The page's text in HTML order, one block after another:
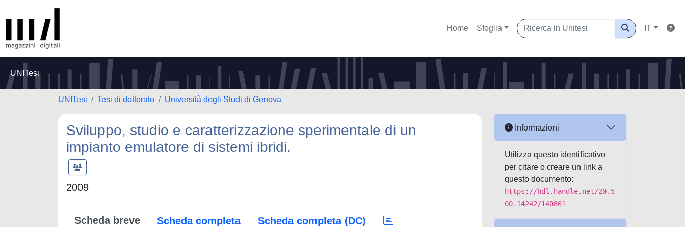
Home Sfoglia IT
UNITesi
UNITesi Tesi di dottorato Università degli Studi di Genova
Sviluppo, studio e caratterizzazione sperimentale di un
impianto emulatore di sistemi ibridi.
2009
Scheda breve Scheda completa Scheda completa (DC)
Informazioni
Utilizza questo identificativo
per citare o creare un link a
questo documento:
https://hdl.handle.net/20.5
00.14242/140861